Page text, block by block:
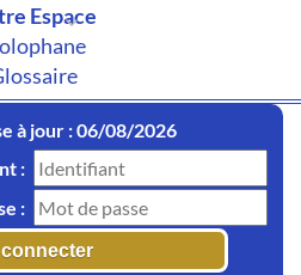
Espace
à jour : 06/08/2026
:
: